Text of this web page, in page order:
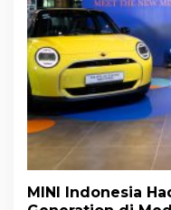
MINI Indonesia